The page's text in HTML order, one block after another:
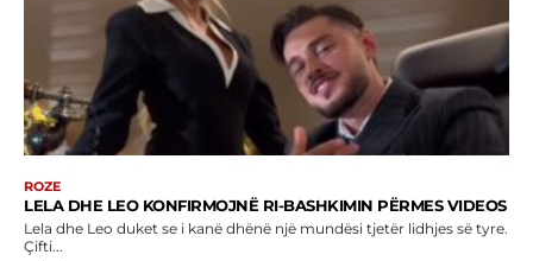
ROZE
LELA DHE LEO KONFIRMOJNË RI-BASHKIMIN PËRMES VIDEOS
Lela dhe Leo duket se i kanë dhënë një mundësi tjetër lidhjes së tyre.
Çifti...